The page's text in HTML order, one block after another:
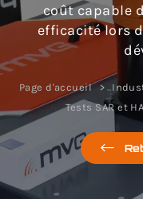
coût capable
efficacité lors
Page d'accueil
Tests SAR et